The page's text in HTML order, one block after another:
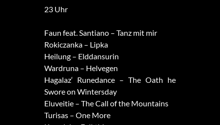
23 Uhr
Faun feat. Santiano – Tanz mit mir
Rokiczanka – Lipka
Heilung – Elddansurin
Wardruna – Helvegen
Hagalaz‘ Runedance – The Oath he
Swore on Wintersday
Eluveitie – The Call of the Mountains
Turisas – One More